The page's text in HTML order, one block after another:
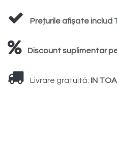
Prețurile afișate includ
Discount suplimentar
Livrare gratuită: IN